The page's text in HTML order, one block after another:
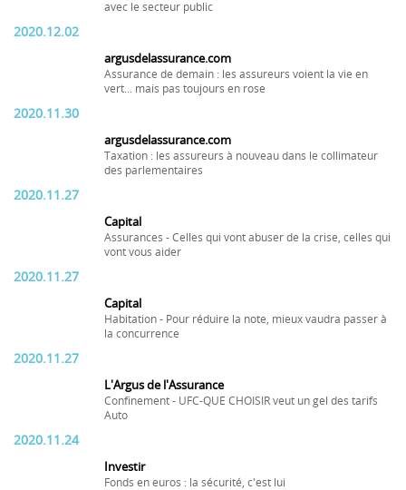
avec le secteur public
2020.12.02
argusdelassurance.com
Assurance de demain : les assureurs voient la vie en
vert... mais pas toujours en rose
2020.11.30
argusdelassurance.com
Taxation : les assureurs à nouveau dans le collimateur
des parlementaires
2020.11.27
Capital
Assurances - Celles qui vont abuser de la crise, celles qui
vont vous aider
2020.11.27
Capital
Habitation - Pour réduire la note, mieux vaudra passer à
la concurrence
2020.11.27
L'Argus de l'Assurance
Confinement - UFC-QUE CHOISIR veut un gel des tarifs
Auto
2020.11.24
Investir
Fonds en euros : la sécurité, c'est lui